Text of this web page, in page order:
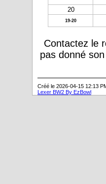
20
19-20
Contactez le
pas donné
Créé le 2026-04-15 12:13
Lexer BW2 By EzBowl